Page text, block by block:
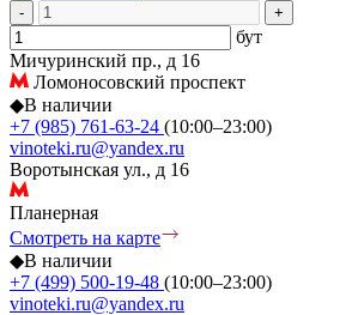
- +
бут
Мичуринский пр., д 16
Ломоносовский проспект
◆В наличии
+7 (985) 761-63-24 (10:00–23:00)
vinoteki.ru@yandex.ru
Воротынская ул., д 16
Планерная
Смотреть на карте
◆В наличии
+7 (499) 500-19-48 (10:00–23:00)
vinoteki.ru@yandex.ru